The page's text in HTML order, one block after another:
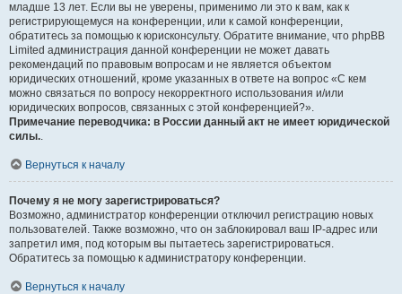
младше 13 лет. Если вы не уверены, применимо ли это к вам, как к
регистрирующемуся на конференции, или к самой конференции,
обратитесь за помощью к юрисконсульту. Обратите внимание, что phpBB
Limited администрация данной конференции не может давать
рекомендаций по правовым вопросам и не является объектом
юридических отношений, кроме указанных в ответе на вопрос «С кем
можно связаться по вопросу некорректного использования и/или
юридических вопросов, связанных с этой конференцией?».
Примечание переводчика: в России данный акт не имеет юридической
силы..
Вернуться к началу
Почему я не могу зарегистрироваться?
Возможно, администратор конференции отключил регистрацию новых
пользователей. Также возможно, что он заблокировал ваш IP-адрес или
запретил имя, под которым вы пытаетесь зарегистрироваться.
Обратитесь за помощью к администратору конференции.
Вернуться к началу